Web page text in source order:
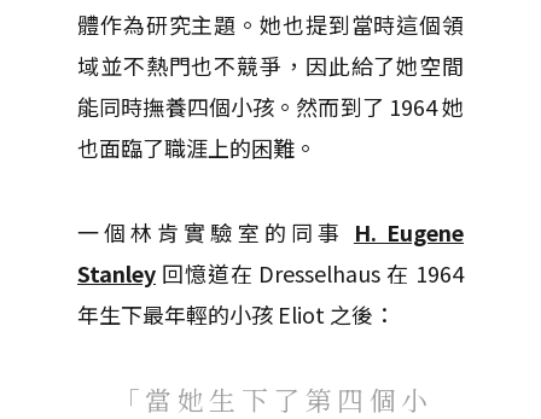
體作為研究主題。她也提到當時這個領
域並不熱門也不競爭，因此給了她空間
能同時撫養四個小孩。然而到了 1964 她
也面臨了職涯上的困難。
一個林肯實驗室的同事 H. Eugene
Stanley 回憶道在 Dresselhaus 在 1964
年生下最年輕的小孩 Eliot 之後：
「當她生下了第四個小